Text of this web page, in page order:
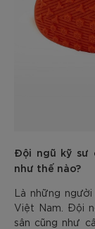
Đội ngũ kỹ sư
như thế nào?
Là những
Việt Nam. Đội
sân cũng như